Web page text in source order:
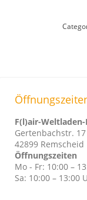
F(l)air-
Gertenbachstr. 17
42899 Remscheid
Öffnungszeiten
Mo - Fr: 10:00 –
Sa: 10:00 – 13:00